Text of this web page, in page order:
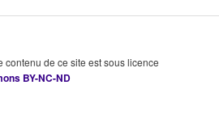
contenu de ce site est sous licence
BY-NC-ND